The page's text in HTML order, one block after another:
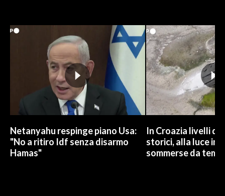
Netanyahu respinge piano Usa:
"No a ritiro Idf senza disarmo
Hamas"
In Croazia livelli
storici, alla luce
sommerse da